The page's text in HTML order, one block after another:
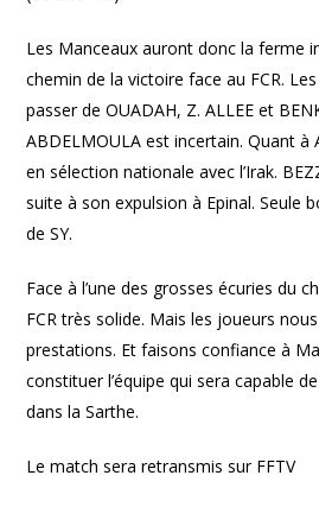
Les Manceaux auront donc la ferme
chemin de la victoire face au FCR.
passer de OUADAH, Z. ALLEE et
ABDELMOULA est incertain. Quant à
en sélection nationale avec l’Irak.
suite à son expulsion à Epinal. Seule
de SY.
Face à l’une des grosses écuries du
FCR très solide. Mais les joueurs
prestations. Et faisons confiance à
constituer l’équipe qui sera capable
dans la Sarthe.
Le match sera retransmis sur FFTV